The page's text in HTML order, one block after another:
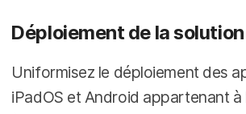
Déploiement de la
Uniformisez le déploiement des
iPadOS et Android appartenant à